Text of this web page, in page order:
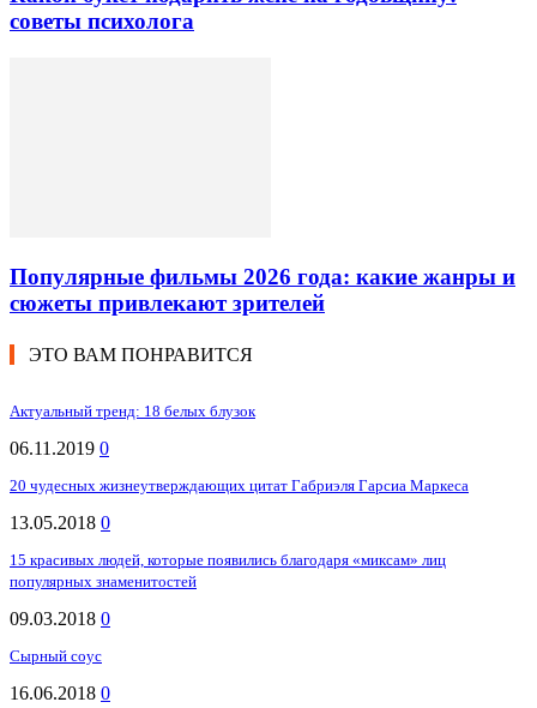
советы психолога
Популярные фильмы 2026 года: какие жанры и
сюжеты привлекают зрителей
ЭТО ВАМ ПОНРАВИТСЯ
Актуальный тренд: 18 белых блузок
06.11.2019 0
20 чудесных жизнеутверждающих цитат Габриэля Гарсиа Маркеса
13.05.2018 0
15 красивых людей, которые появились благодаря «миксам» лиц
популярных знаменитостей
09.03.2018 0
Сырный соус
16.06.2018 0